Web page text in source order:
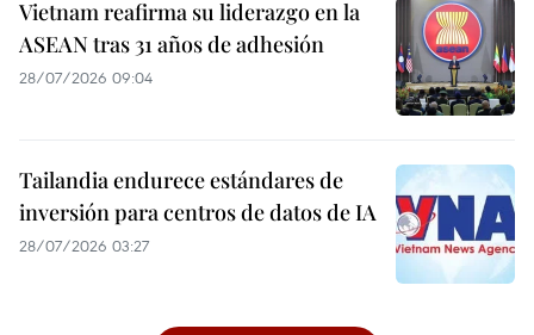
Vietnam reafirma su liderazgo en la
ASEAN tras 31 años de adhesión
28/07/2026 09:04
Tailandia endurece estándares de
inversión para centros de datos de IA
28/07/2026 03:27